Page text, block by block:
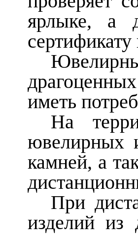
ярлыке, а
иметь
На
ювелирных
камней, а
При
изделий из